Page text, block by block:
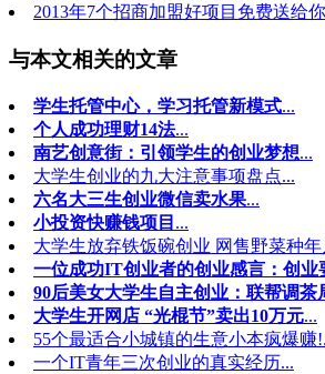
2013年7个招商加盟好项目免费送给
与本文相关的文章
学生托管中心，学习托管新模式...
个人成功理财14法...
南艺创意街：引领学生的创业梦想...
大学生创业的九大注意事项盘点...
六名大三生创业微信卖水果...
小投资快赚钱项目 ...
大学生放弃铁饭碗创业 网售野菜种年
一位成功IT创业者的创业感言：创业
90后美女大学生自主创业：联帮调茶
大学生开网店 “光棍节”卖出10万元...
55个最适合小城镇的生意小本疯爆赚
一个IT青年三次创业的真实经历...